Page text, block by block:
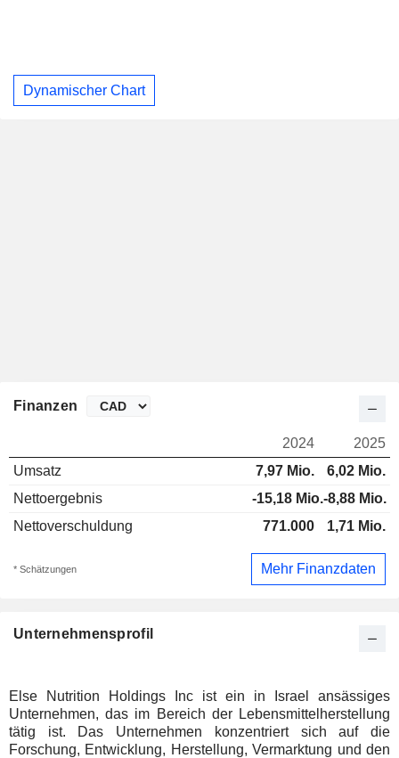
Dynamischer Chart
Finanzen
2024
2025
Umsatz
7,97 Mio.
6,02 Mio.
Nettoergebnis
-15,18 Mio.-8,88 Mio.
Nettoverschuldung
771.000 1,71 Mio.
* Schätzungen Mehr Finanzdaten
Unternehmensprofil
Else Nutrition Holdings Inc ist ein in Israel ansässiges
Unternehmen, das im Bereich der Lebensmittelherstellung
tätig ist. Das Unternehmen konzentriert sich auf die
Forschung, Entwicklung, Herstellung, Vermarktung und den